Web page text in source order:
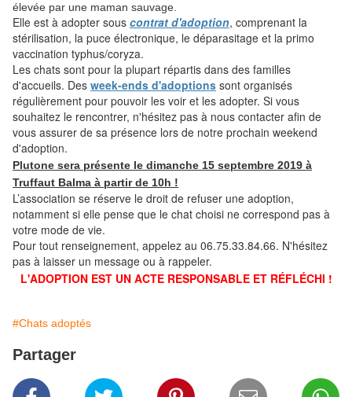
élevée par une maman sauvage.
Elle est à adopter sous contrat d'adoption, comprenant la
stérilisation, la puce électronique, le déparasitage et la primo
vaccination typhus/coryza.
Les chats sont pour la plupart répartis dans des familles
d'accueils. Des week-ends d'adoptions sont organisés
régulièrement pour pouvoir les voir et les adopter. Si vous
souhaitez le rencontrer, n'hésitez pas à nous contacter afin de
vous assurer de sa présence lors de notre prochain weekend
d'adoption.
Plutone sera présente le dimanche 15 septembre 2019 à
Truffaut Balma à partir de 10h !
L’association se réserve le droit de refuser une adoption,
notamment si elle pense que le chat choisi ne correspond pas à
votre mode de vie.
Pour tout renseignement, appelez au 06.75.33.84.66. N'hésitez
pas à laisser un message ou à rappeler.
L'ADOPTION EST UN ACTE RESPONSABLE ET RÉFLÉCHI !
#Chats adoptés
Partager